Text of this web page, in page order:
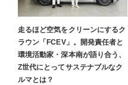
走るほど空気をクリーンにするク
ラウン「FCEV」。開発責任者と
環境活動家・深本南が語り合う、
Z世代にとってサステナブルなク
ルマとは？